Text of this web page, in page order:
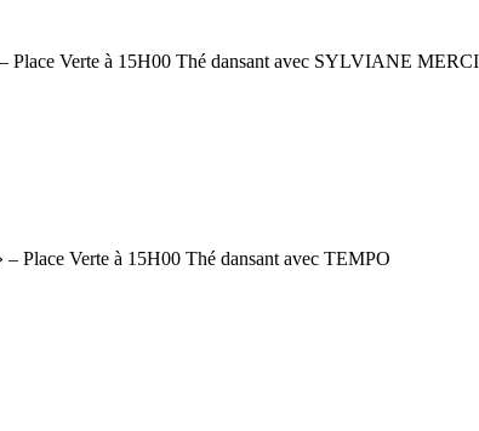
Verte à 15H00 Thé dansant avec SYLVIANE
Place Verte à 15H00 Thé dansant avec TEMPO